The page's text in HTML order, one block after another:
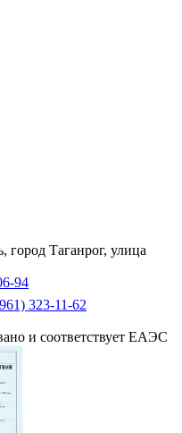
город Таганрог, улица
94
323-11-62
и соответствует ЕАЭС